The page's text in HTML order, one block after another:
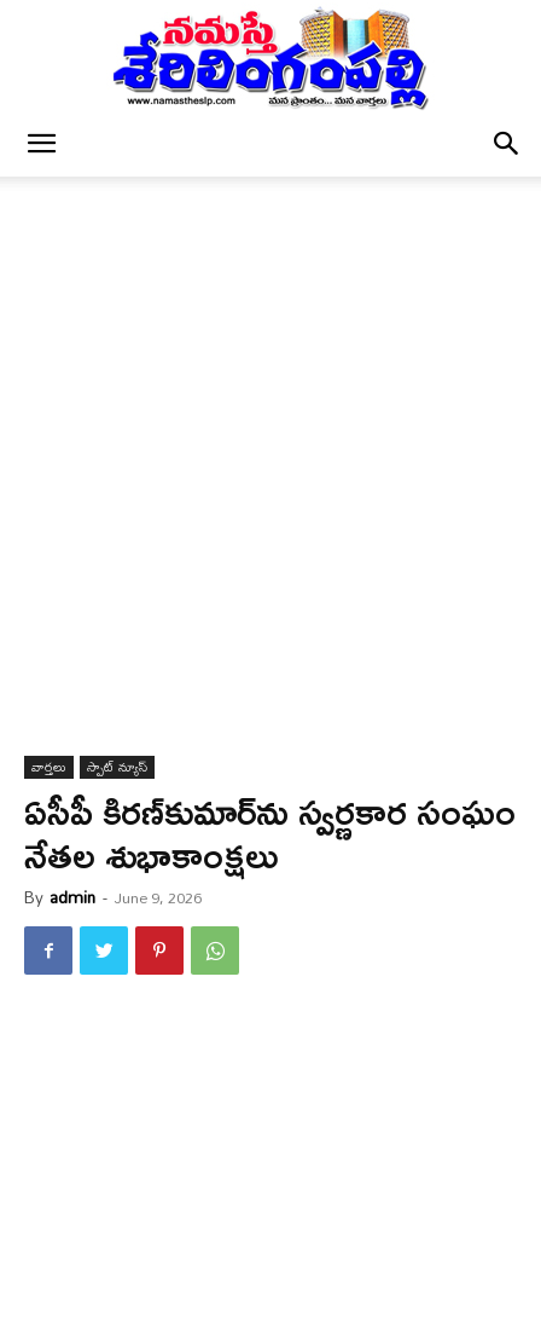
వార్త‌లు స్పాట్ న్యూస్
ఏసీపీ కిరణ్‌కుమార్‌ను స్వర్ణకార సంఘం
నేతల శుభాకాంక్ష‌లు
By admin - June 9, 2026